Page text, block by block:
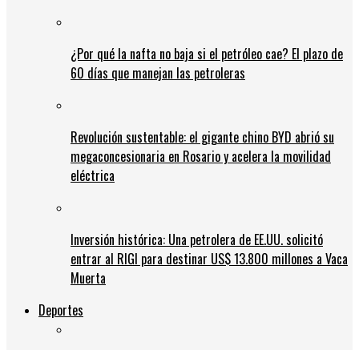
¿Por qué la nafta no baja si el petróleo cae? El plazo de
60 días que manejan las petroleras
Revolución sustentable: el gigante chino BYD abrió su
megaconcesionaria en Rosario y acelera la movilidad
eléctrica
Inversión histórica: Una petrolera de EE.UU. solicitó
entrar al RIGI para destinar US$ 13.800 millones a Vaca
Muerta
Deportes